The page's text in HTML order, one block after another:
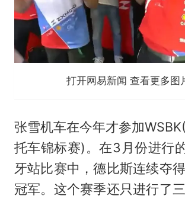
打开网易新闻 查看更多图
张雪机车在今年才参加
托车锦标赛)。在3月份进行
牙站比赛中，德比斯连续夺
冠军。这个赛季还只进行了